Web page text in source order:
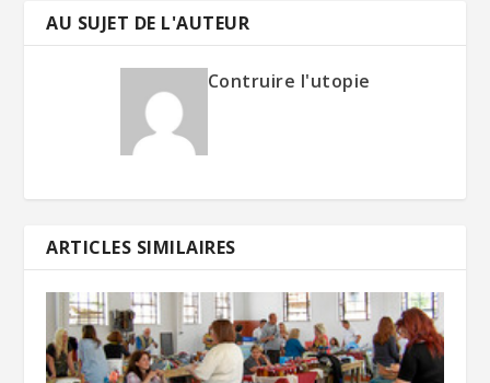
AU SUJET DE L'AUTEUR
Contruire l'utopie
ARTICLES SIMILAIRES